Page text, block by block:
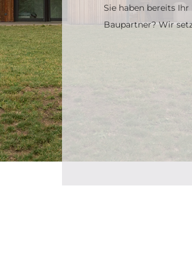
Sie haben bereits
Baupartner? Wir